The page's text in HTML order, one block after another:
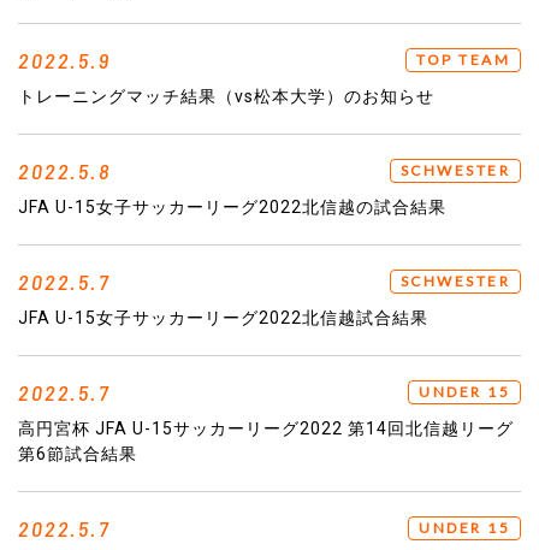
2022.5.9 TOP TEAM
トレーニングマッチ結果（vs松本大学）のお知らせ
2022.5.8 SCHWESTER
JFA U-15女子サッカーリーグ2022北信越の試合結果
2022.5.7 SCHWESTER
JFA U-15女子サッカーリーグ2022北信越試合結果
2022.5.7 UNDER 15
高円宮杯 JFA U-15サッカーリーグ2022 第14回北信越リーグ
第6節試合結果
2022.5.7 UNDER 15